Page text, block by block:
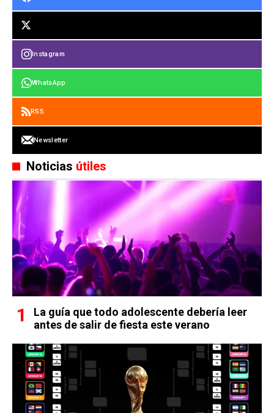
Instagram
WhatsApp
RSS
Newsletter
Noticias útiles
La guía que todo adolescente debería leer
antes de salir de fiesta este verano